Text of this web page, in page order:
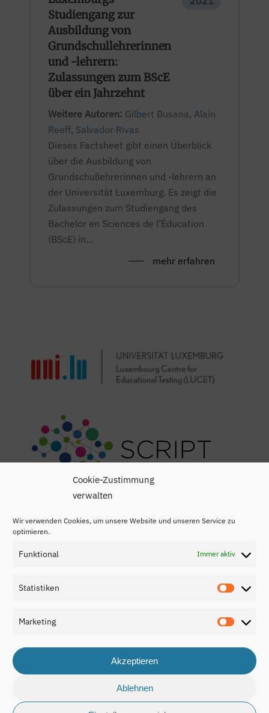
Cookie-Zustimmung
verwalten
Wir verwenden Cookies, um unsere Website und unseren Service zu
optimieren.
Funktional Immer aktiv
Statistiken
Marketing
Akzeptieren
Ablehnen
Studiengang zur
Ausbildung von
Grundschullehrerinnen
und -lehrern:
Zulassungen zum BScE
über ein Jahrzehnt
Weitere Autoren: Gilbert Busana, Alain
Reeff, Salvador Rivas
Dieses Factsheet gibt einen Überblick
über die Ausbildung von
Grundschullehrerinnen und -lehrern an
der Universität Luxemburg. Es zeigt die
Zulassungen zum Studiengang des
Bachelor en Sciences de l’Éducation
(BScE) in...
mehr erfahren
Impressum
Kontakt
© 2026 Nationaler Bildungsbericht Luxemburg 2024.